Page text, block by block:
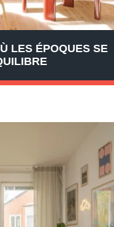
LES ÉPOQUES SE